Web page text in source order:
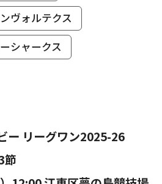
ヴォルテクス
シャークス
ー リーグワン2025-26
節